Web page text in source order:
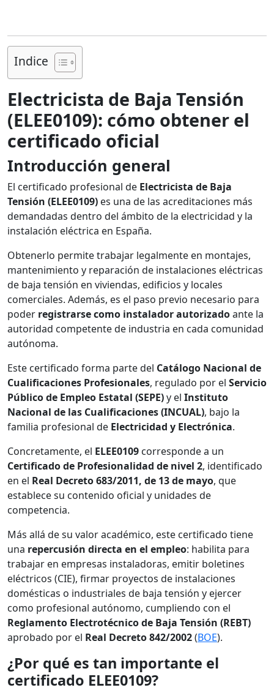
Indice
Electricista de Baja Tensión
(ELEE0109): cómo obtener el
certificado oficial
Introducción general
El certificado profesional de Electricista de Baja
Tensión (ELEE0109) es una de las acreditaciones más
demandadas dentro del ámbito de la electricidad y la
instalación eléctrica en España.
Obtenerlo permite trabajar legalmente en montajes,
mantenimiento y reparación de instalaciones eléctricas
de baja tensión en viviendas, edificios y locales
comerciales. Además, es el paso previo necesario para
poder registrarse como instalador autorizadoante la
autoridad competente de industria en cada comunidad
autónoma.
Este certificado forma parte del Catálogo Nacional de
Cualificaciones Profesionales, regulado por el Servicio
Público de Empleo Estatal (SEPE)y el Instituto
Nacional de las Cualificaciones (INCUAL), bajo la
familia profesional de Electricidad y Electrónica.
Concretamente, el ELEE0109 corresponde a un
Certificado de Profesionalidad de nivel 2, identificado
en el Real Decreto 683/2011, de 13 de mayo, que
establece su contenido oficial y unidades de
competencia.
Más allá de su valor académico, este certificado tiene
una repercusión directa en el empleo: habilita para
trabajar en empresas instaladoras, emitir boletines
eléctricos (CIE), firmar proyectos de instalaciones
domésticas o industriales de baja tensión y ejercer
como profesional autónomo, cumpliendo con el
Reglamento Electrotécnico de Baja Tensión (REBT)
aprobado por el Real Decreto 842/2002(BOE).
¿Por qué es tan importante el
certificado ELEE0109?